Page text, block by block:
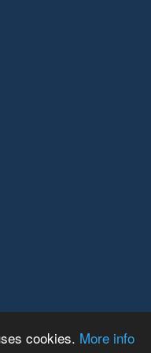
cookies. More info